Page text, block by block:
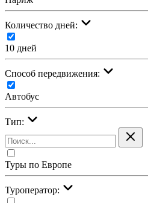
Количество дней:
10 дней
Cпособ передвижения:
Автобус
Тип:
Туры по Европе
Туроператор: